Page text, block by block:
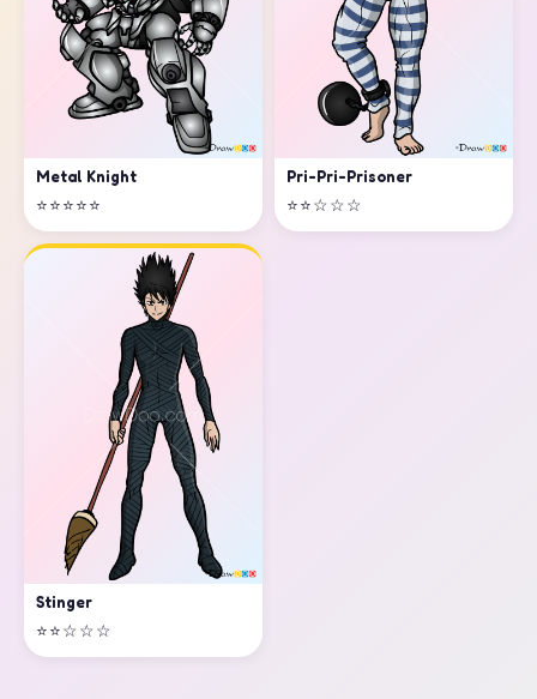
Metal Knight
⭐⭐⭐⭐⭐
Pri-Pri-Prisoner
⭐⭐☆☆☆
Stinger
⭐⭐☆☆☆